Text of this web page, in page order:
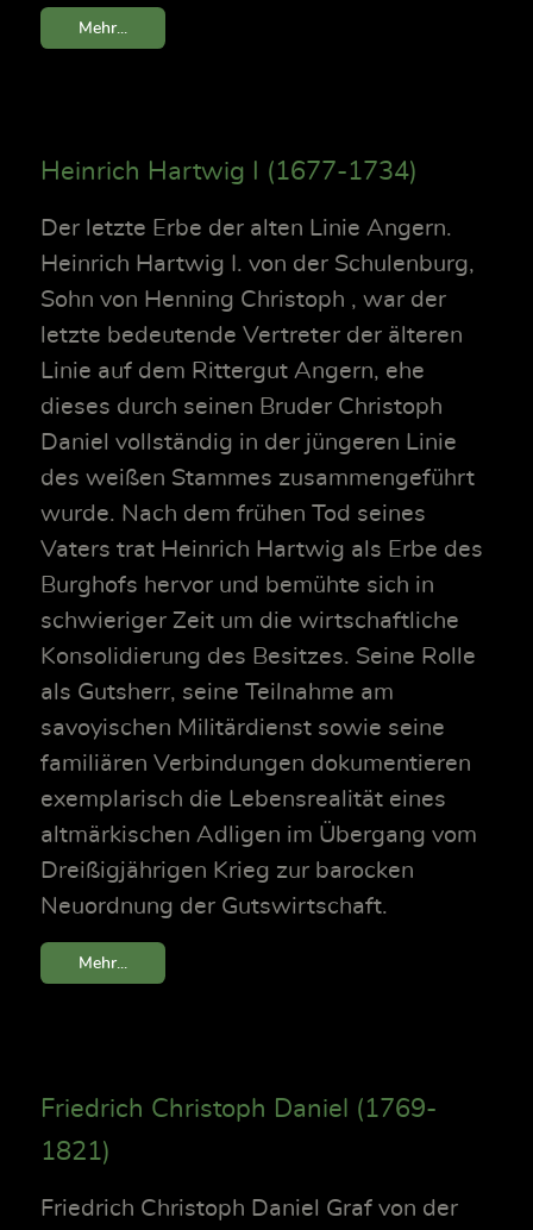
Mehr...
Heinrich Hartwig I (1677-1734)
Der letzte Erbe der alten Linie Angern.
Heinrich Hartwig I. von der Schulenburg,
Sohn von Henning Christoph , war der
letzte bedeutende Vertreter der älteren
Linie auf dem Rittergut Angern, ehe
dieses durch seinen Bruder Christoph
Daniel vollständig in der jüngeren Linie
des weißen Stammes zusammengeführt
wurde. Nach dem frühen Tod seines
Vaters trat Heinrich Hartwig als Erbe des
Burghofs hervor und bemühte sich in
schwieriger Zeit um die wirtschaftliche
Konsolidierung des Besitzes. Seine Rolle
als Gutsherr, seine Teilnahme am
savoyischen Militärdienst sowie seine
familiären Verbindungen dokumentieren
exemplarisch die Lebensrealität eines
altmärkischen Adligen im Übergang vom
Dreißigjährigen Krieg zur barocken
Neuordnung der Gutswirtschaft.
Mehr...
Friedrich Christoph Daniel (1769-
1821)
Friedrich Christoph Daniel Graf von der